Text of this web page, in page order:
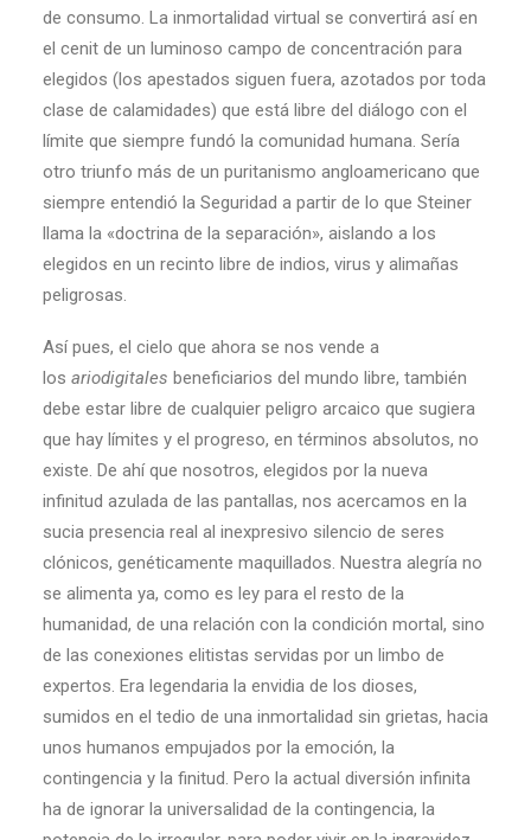
de consumo. La inmortalidad virtual se convertirá así en
el cenit de un luminoso campo de concentración para
elegidos (los apestados siguen fuera, azotados por toda
clase de calamidades) que está libre del diálogo con el
límite que siempre fundó la comunidad humana. Sería
otro triunfo más de un puritanismo angloamericano que
siempre entendió la Seguridad a partir de lo que Steiner
llama la «doctrina de la separación», aislando a los
elegidos en un recinto libre de indios, virus y alimañas
peligrosas.
Así pues, el cielo que ahora se nos vende a
los ariodigitales beneficiarios del mundo libre, también
debe estar libre de cualquier peligro arcaico que sugiera
que hay límites y el progreso, en términos absolutos, no
existe. De ahí que nosotros, elegidos por la nueva
infinitud azulada de las pantallas, nos acercamos en la
sucia presencia real al inexpresivo silencio de seres
clónicos, genéticamente maquillados. Nuestra alegría no
se alimenta ya, como es ley para el resto de la
humanidad, de una relación con la condición mortal, sino
de las conexiones elitistas servidas por un limbo de
expertos. Era legendaria la envidia de los dioses,
sumidos en el tedio de una inmortalidad sin grietas, hacia
unos humanos empujados por la emoción, la
contingencia y la finitud. Pero la actual diversión infinita
ha de ignorar la universalidad de la contingencia, la